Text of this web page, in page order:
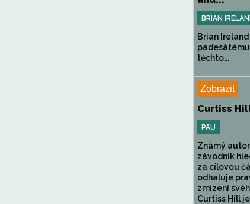
BRIAN
Brian
těchto...
Zobrazit
Curtiss
PAU
Známý
závodník
za cílovou
odhaluje
zmizení
Curtiss Hill